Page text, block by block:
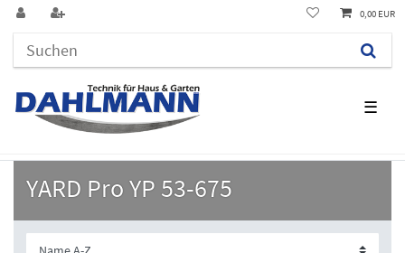
☰
0,00 EUR
YARD Pro YP 53-675